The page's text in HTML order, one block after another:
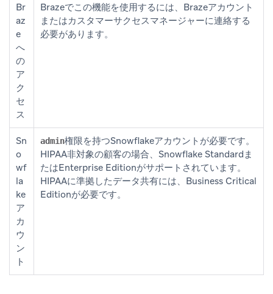
Br
az
e
へ
の
ア
ク
セ
ス
Brazeでこの機能を使用するには、Brazeアカウント
またはカスタマーサクセスマネージャーに連絡する
必要があります。
Sn
o
wf
la
ke
ア
カ
ウ
ン
ト
admin権限を持つSnowflakeアカウントが必要です。
HIPAA非対象の顧客の場合、Snowflake Standardま
たはEnterprise Editionがサポートされています。
HIPAAに準拠したデータ共有には、Business Critical
Editionが必要です。